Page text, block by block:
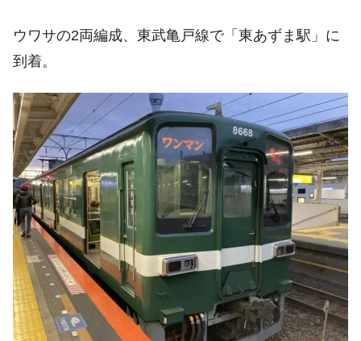
ウワサの2両編成、東武亀戸線で「東あずま駅」に
到着。